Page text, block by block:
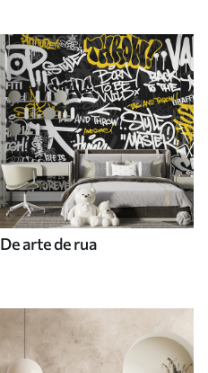
De arte de rua